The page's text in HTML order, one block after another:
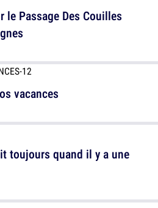
vacances
le Passage Des Couilles
toujours quand il y a une